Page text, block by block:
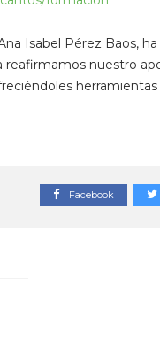
Isabel Pérez Baos,
reafirmamos nuestro
Facebook